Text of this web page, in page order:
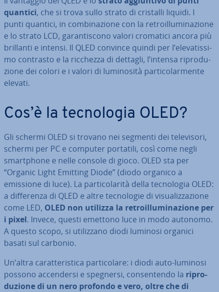
quantici, che si trova sullo strato di cristalli liquidi. I
punti quantici, in com­bi­na­zio­ne con la re­troil­lu­mi­na­zio­ne
e lo strato LCD, ga­ran­ti­sco­no valori cromatici ancora più
brillanti e intensi. Il QLED convince quindi per l’ele­va­tis­si­
mo contrasto e la ricchezza di dettagli, l’intensa ri­pro­du­
zio­ne dei colori e i valori di lu­mi­no­si­tà par­ti­co­lar­men­te
elevati.
Cos’è la tec­no­lo­gia OLED?
Gli schermi OLED si trovano nei segmenti dei te­le­vi­so­ri,
schermi per PC e computer portatili, così come negli
smart­pho­ne e nelle console di gioco. OLED sta per
“Organic Light Emitting Diode” (diodo organico a
emissione di luce). La par­ti­co­la­ri­tà della tec­no­lo­gia OLED:
a dif­fe­ren­za di QLED e altre tec­no­lo­gie di vi­sua­liz­za­zio­ne
come LED, OLED non utilizza la re­troil­lu­mi­na­zio­ne per
i pixel. Invece, questi emettono luce in modo autonomo.
A questo scopo, si uti­liz­za­no diodi luminosi organici
basati sul carbonio.
Un’altra ca­rat­te­ri­sti­ca par­ti­co­la­re: i diodi auto-luminosi
possono ac­cen­der­si e spegnersi, con­sen­ten­do la ri­pro­
du­zio­ne di un nero profondo e vero, oltre che di